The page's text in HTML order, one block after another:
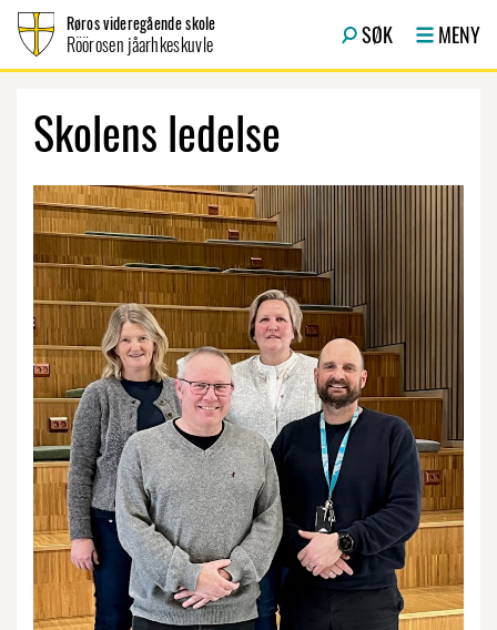
Hopp til innhold
Røros videregående skole
Röörosen jåarhkeskuvle SØK MENY
Skolens ledelse